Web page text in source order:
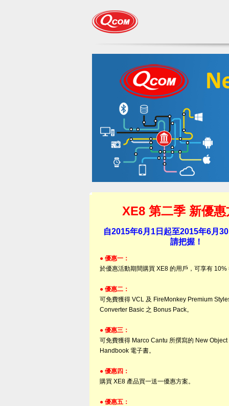
XE8 第二季 新優惠
自2015年6月1日起至2015年6月
請把握！
● 優惠一：
於優惠活動期間購買 XE8 的用戶，可享有 10%
● 優惠二：
可免費獲得 VCL 及 FireMonkey Premium
Converter Basic 之 Bonus Pack。
● 優惠三：
可免費獲得 Marco Cantu 所撰寫的 New Object
Handbook 電子書。
● 優惠四：
購買 XE8 產品買一送一優惠方案。
● 優惠五：